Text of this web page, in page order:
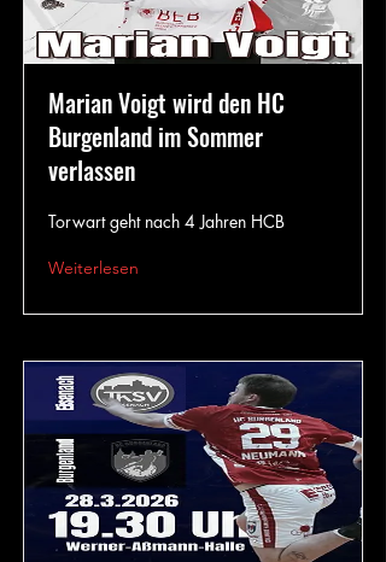
Marian Voigt wird den HC
Burgenland im Sommer
verlassen
Torwart geht nach 4 Jahren HCB
Weiterlesen